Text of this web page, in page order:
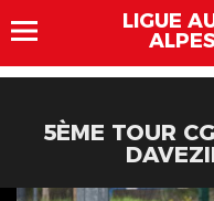
LIGUE
5ÈME TOUR